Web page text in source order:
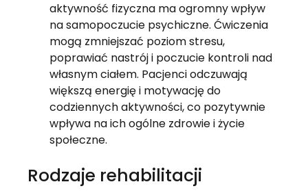
aktywność fizyczna ma ogromny wpływ
na samopoczucie psychiczne. Ćwiczenia
mogą zmniejszać poziom stresu,
poprawiać nastrój i poczucie kontroli nad
własnym ciałem. Pacjenci odczuwają
większą energię i motywację do
codziennych aktywności, co pozytywnie
wpływa na ich ogólne zdrowie i życie
społeczne.
Rodzaje rehabilitacji